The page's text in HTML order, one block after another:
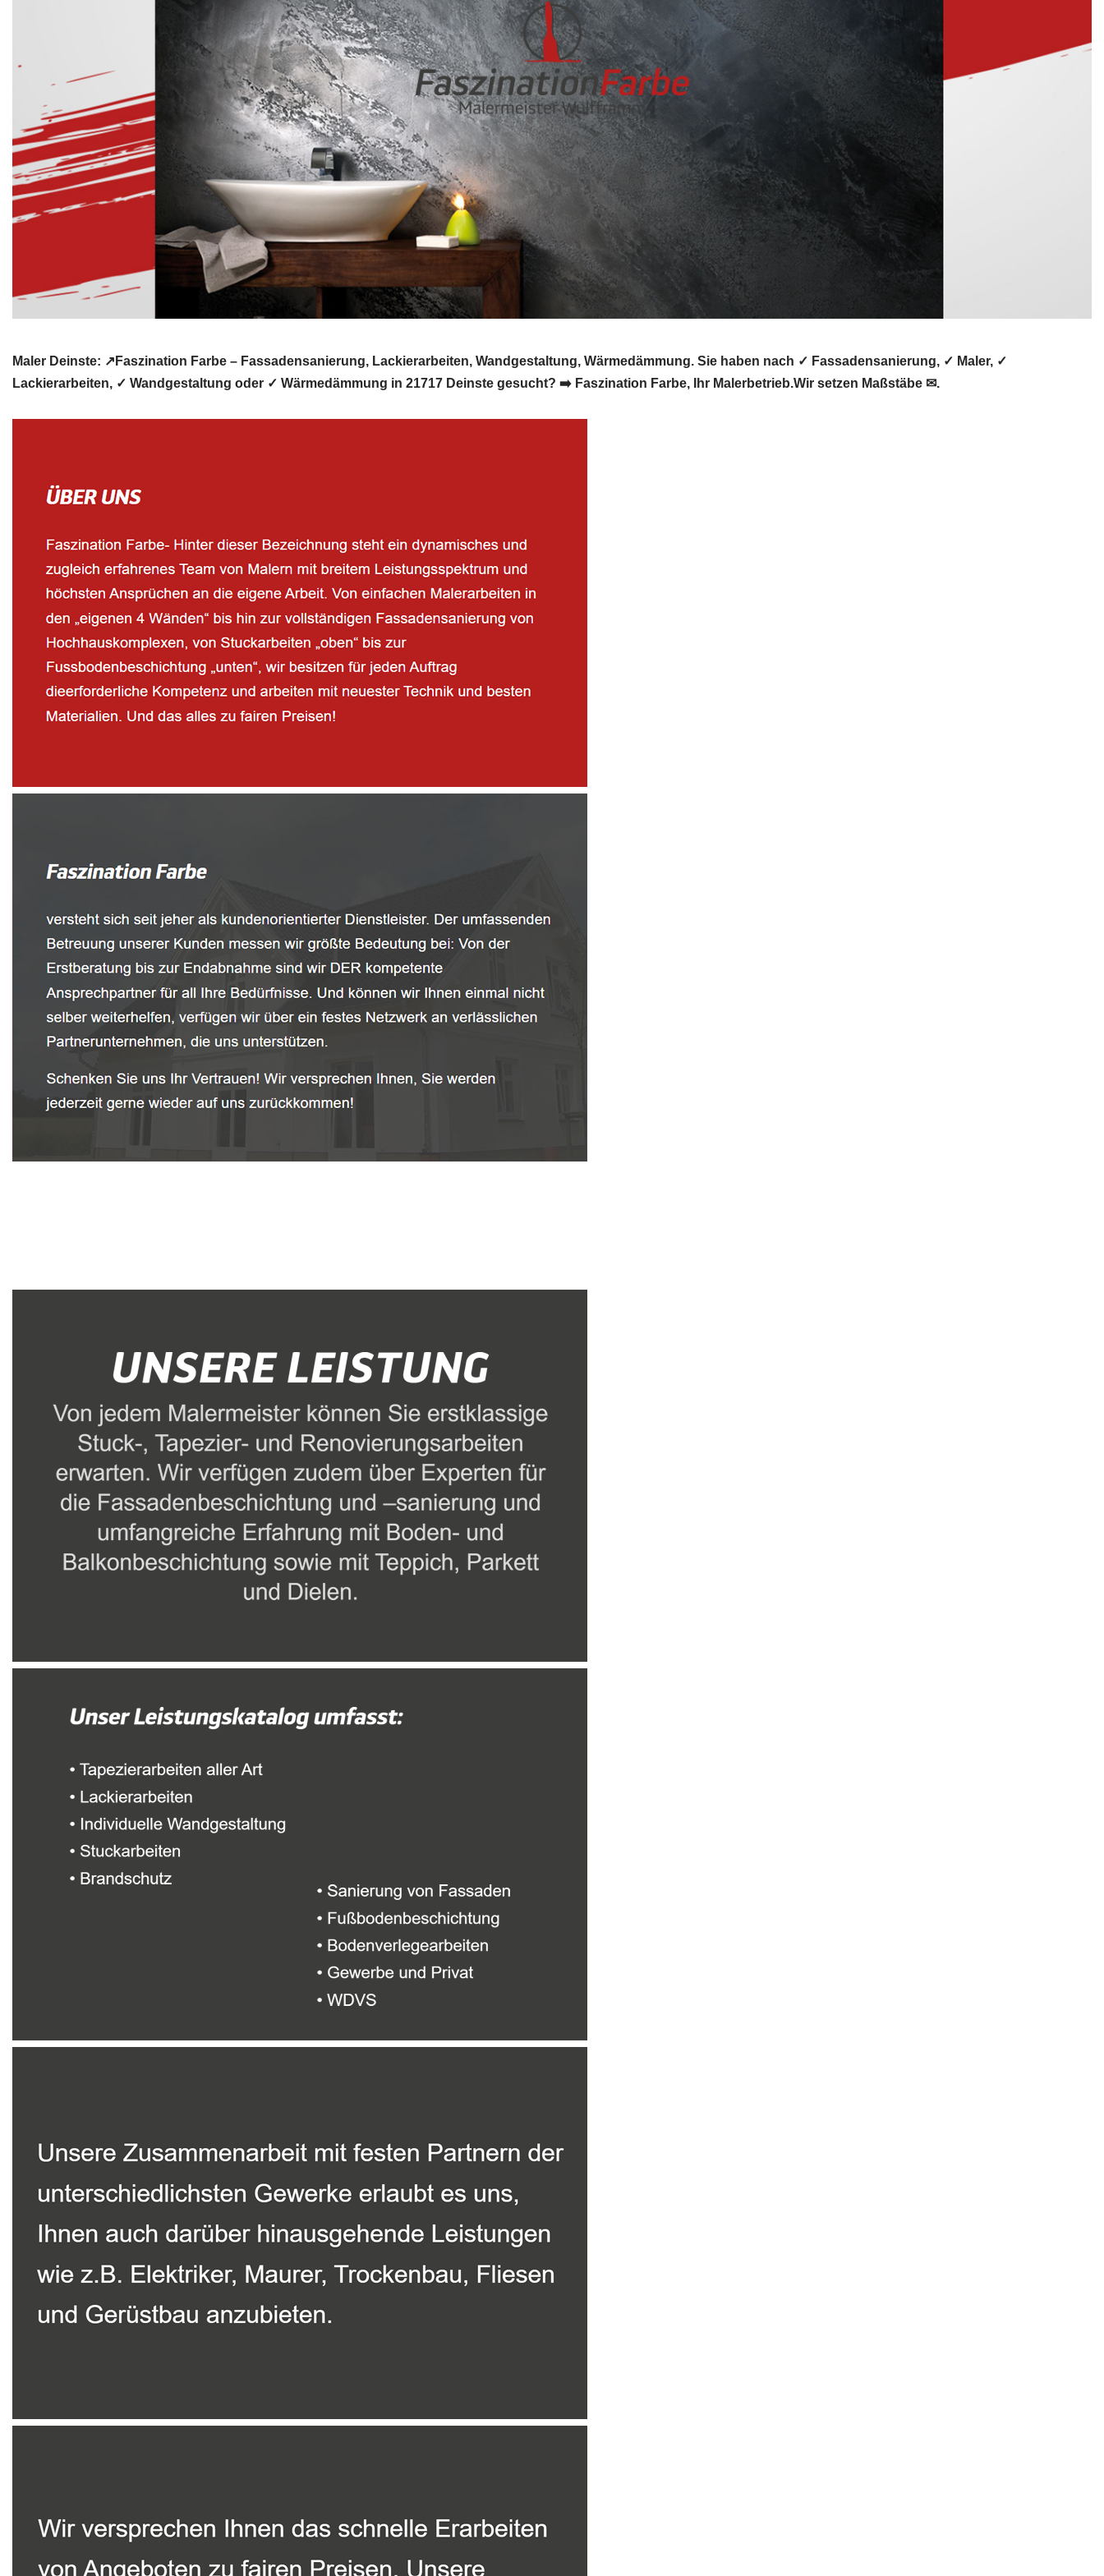
Maler Deinste: ↗️Faszination Farbe – Fassadensanierung, Lackierarbeiten, Wandgestaltung, Wärmedämmung. Sie haben nach ✓ Fassadensanierung, ✓ Maler, ✓
Lackierarbeiten, ✓ Wandgestaltung oder ✓ Wärmedämmung in 21717 Deinste gesucht? ➡️ Faszination Farbe, Ihr Malerbetrieb.Wir setzen Maßstäbe ✉.